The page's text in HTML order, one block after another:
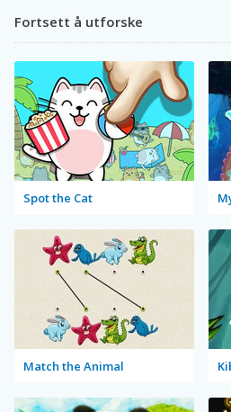
Fortsett å utforske
Spot the Cat
Match the Animal